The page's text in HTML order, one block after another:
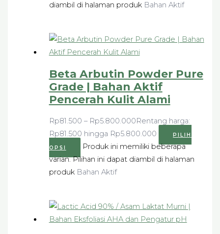
diambil di halaman produk Bahan Aktif
Beta Arbutin Powder Pure
Grade | Bahan Aktif
Pencerah Kulit Alami
Rp81.500 – Rp5.800.000Rentang harga:
Rp81.500 hingga Rp5.800.000
PILIH
OPSI
Produk ini memiliki beberapa
varian. Pilihan ini dapat diambil di halaman
produk Bahan Aktif